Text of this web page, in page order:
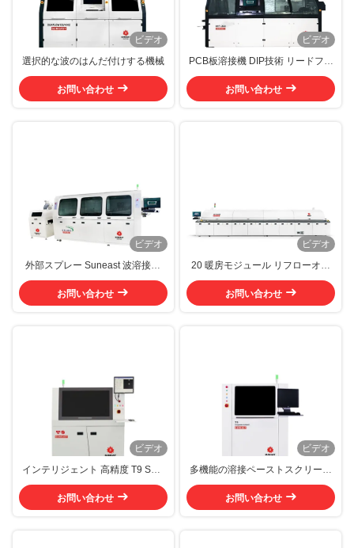
ビデオ
選択的な波のはんだ付けする機械
お問い合わせ
ビデオ
PCB板溶接機 DIP技術 リードフリ
ー波溶接
お問い合わせ
ビデオ
外部スプレー Suneast 波溶接機
8KW 鉛のない波溶接機
お問い合わせ
ビデオ
20 暖房モジュール リフローオー
ブン 10KW 10ゾーン 熱気リフロ
ーオーブン
お問い合わせ
ビデオ
インテリジェント 高精度 T9 SMT
溶接ペーストプリンター 2D チェ
ック 溶接ペーストプリンター
お問い合わせ
ビデオ
多機能の溶接ペーストスクリーン
プリンターT5 全自動SMT印刷機
お問い合わせ